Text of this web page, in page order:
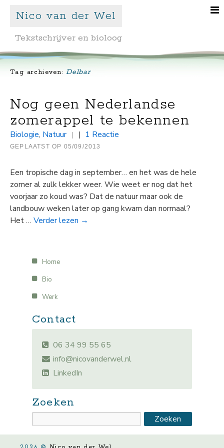
Nico van der Wel
Tekstschrijver en bioloog
Tag archieven: Delbar
Nog geen Nederlandse
zomerappel te bekennen
Biologie, Natuur | | 1 Reactie
GEPLAATST OP 05/09/2013
Een tropische dag in september… en het was de hele
zomer al zulk lekker weer. Wie weet er nog dat het
voorjaar zo koud was? Dat de natuur maar ook de
landbouw weken later op gang kwam dan normaal?
Het … Verder lezen →
Home
Bio
Werk
Contact
06 34 99 55 65
info@nicovanderwel.nl
LinkedIn
Zoeken